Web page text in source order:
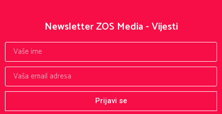
Newsletter ZOS Media - Vijesti
Prijavi se